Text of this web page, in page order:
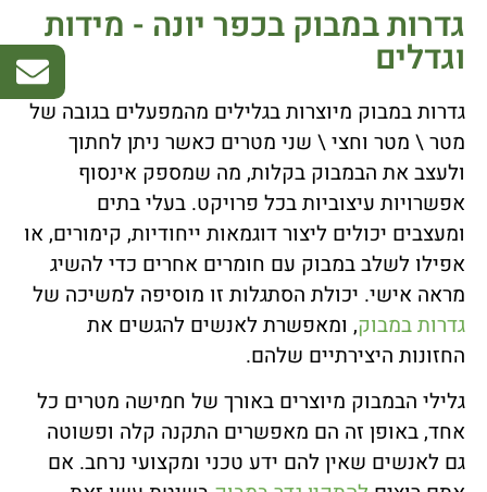
גדרות במבוק בכפר יונה - מידות
וגדלים
גדרות במבוק מיוצרות בגלילים מהמפעלים בגובה של
מטר \ מטר וחצי \ שני מטרים כאשר ניתן לחתוך
ולעצב את הבמבוק בקלות, מה שמספק אינסוף
אפשרויות עיצוביות בכל פרויקט. בעלי בתים
ומעצבים יכולים ליצור דוגמאות ייחודיות, קימורים, או
אפילו לשלב במבוק עם חומרים אחרים כדי להשיג
מראה אישי. יכולת הסתגלות זו מוסיפה למשיכה של
גדרות במבוק, ומאפשרת לאנשים להגשים את
החזונות היצירתיים שלהם.
גלילי הבמבוק מיוצרים באורך של חמישה מטרים כל
אחד, באופן זה הם מאפשרים התקנה קלה ופשוטה
גם לאנשים שאין להם ידע טכני ומקצועי נרחב. אם